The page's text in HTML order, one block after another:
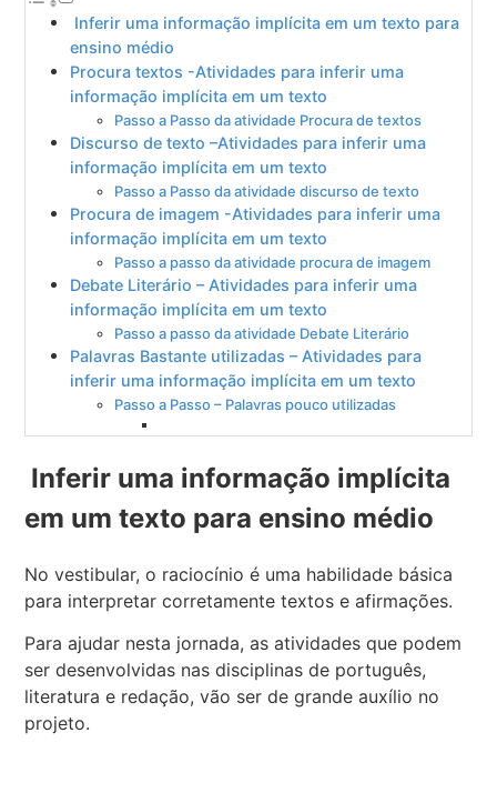
Inferir uma informação implícita em um texto para
ensino médio
Procura textos -Atividades para inferir uma
informação implícita em um texto
Passo a Passo da atividade Procura de textos
Discurso de texto –Atividades para inferir uma
informação implícita em um texto
Passo a Passo da atividade discurso de texto
Procura de imagem -Atividades para inferir uma
informação implícita em um texto
Passo a passo da atividade procura de imagem
Debate Literário – Atividades para inferir uma
informação implícita em um texto
Passo a passo da atividade Debate Literário
Palavras Bastante utilizadas – Atividades para
inferir uma informação implícita em um texto
Passo a Passo – Palavras pouco utilizadas
Inferir uma informação implícita
em um texto para ensino médio
No vestibular, o raciocínio é uma habilidade básica
para interpretar corretamente textos e afirmações.
Para ajudar nesta jornada, as atividades que podem
ser desenvolvidas nas disciplinas de português,
literatura e redação, vão ser de grande auxílio no
projeto.